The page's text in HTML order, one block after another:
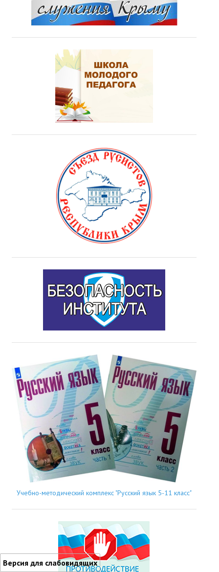
Учебно-методический комплекс "Русский язык 5-11 класс"
Версия для слабовидящих